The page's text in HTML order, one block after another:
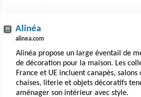
Alinéa
alinea.com
Alinéa propose un large éventail de
de décoration pour la maison. Les
France et UE incluent canapés,
chaises, literie et objets décoratifs
aménager son intérieur avec style.